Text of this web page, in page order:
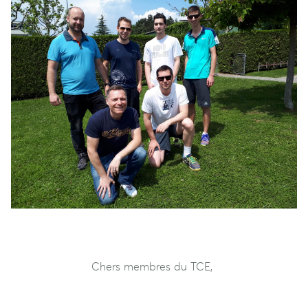
Chers membres du TCE,